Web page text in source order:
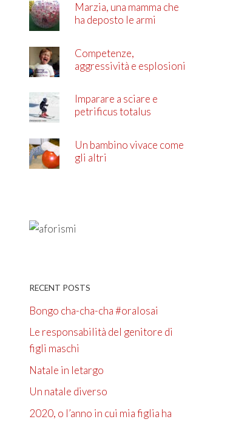
Marzia, una mamma che
ha deposto le armi
Competenze,
aggressività e esplosioni
Imparare a sciare e
petrificus totalus
Un bambino vivace come
gli altri
RECENT POSTS
Bongo cha-cha-cha #oralosai
Le responsabilità del genitore di
figli maschi
Natale in letargo
Un natale diverso
2020, o l’anno in cui mia figlia ha